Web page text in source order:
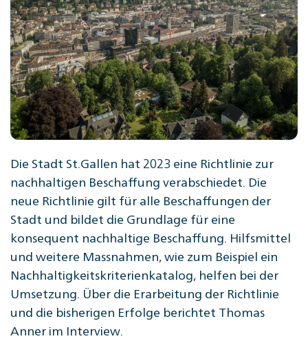
Die Stadt St.Gallen hat 2023 eine Richtlinie zur
nachhaltigen Beschaffung verabschiedet. Die
neue Richtlinie gilt für alle Beschaffungen der
Stadt und bildet die Grundlage für eine
konsequent nachhaltige Beschaffung. Hilfsmittel
und weitere Massnahmen, wie zum Beispiel ein
Nachhaltigkeitskriterienkatalog, helfen bei der
Umsetzung. Über die Erarbeitung der Richtlinie
und die bisherigen Erfolge berichtet Thomas
Anner im Interview.